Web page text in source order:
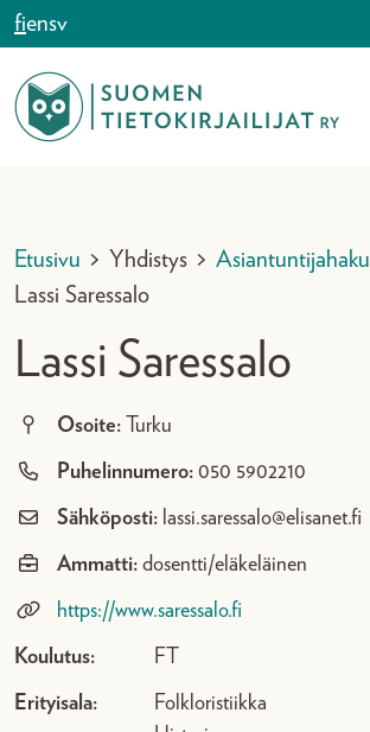
Siirry sisältöön
fiensv
Etusivu > Yhdistys > Asiantuntijahaku
Lassi Saressalo
Lassi Saressalo
Osoite: Turku
Puhelinnumero: 050 5902210
Sähköposti: lassi.saressalo@elisanet.fi
Ammatti: dosentti/eläkeläinen
https://www.saressalo.fi
Koulutus: FT
Erityisala:
Folkloristiikka